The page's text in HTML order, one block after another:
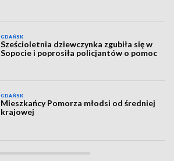
GDAŃSK
Sześcioletnia dziewczynka zgubiła się w
Sopocie i poprosiła policjantów o pomoc
GDAŃSK
Mieszkańcy Pomorza młodsi od średniej
krajowej